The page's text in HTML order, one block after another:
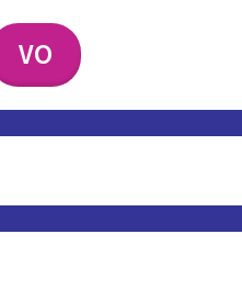
VO